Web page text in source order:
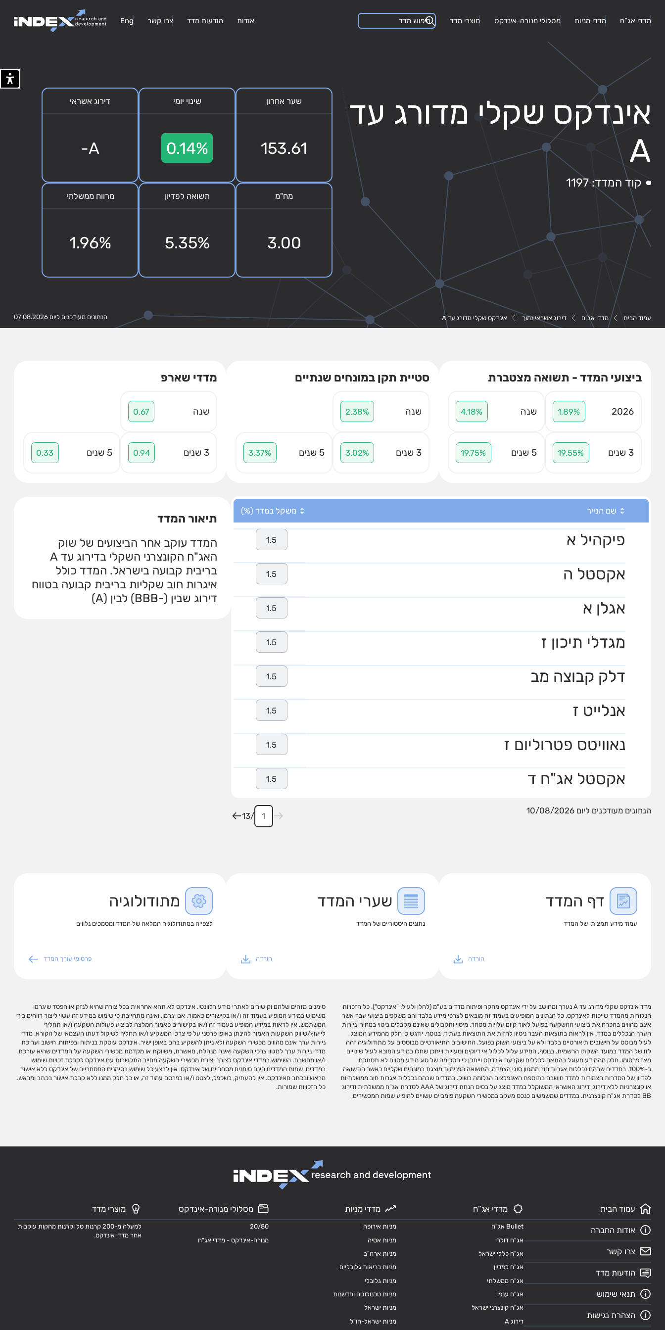
מדדי אג”ח מדדי מניות מסלולי מנורה-אינדקס מוצרי מדד אודות הודעות מדד צרו קשר Eng
אינדקס שקלי מדורג עד
A
קוד המדד: 1197
שער אחרון
153.61
שינוי יומי
0.14%
דירוג אשראי
A-
מח"מ
3.00
תשואה לפדיון
5.35%
מרווח ממשלתי
1.96%
הנתונים מעודכנים ליום 07.08.2026 עמוד הבית מדדי אג”ח דירוג אשראי נמוך אינדקס שקלי מדורג עד A
ביצועי המדד - תשואה מצטברת
2026
1.89% שנה 4.18%
3 שנים 19.55% 5 שנים 19.75%
סטיית תקן במונחים שנתיים
שנה 2.38%
3 שנים 3.02% 5 שנים 3.37%
מדדי שארפ
שנה 0.67
3 שנים 0.94 5 שנים 0.33
שם הנייר משקל במדד (%)
פיקהיל א 1.5
אקסטל ה 1.5
אגלן א 1.5
מגדלי תיכון ז 1.5
דלק קבוצה מב 1.5
אנלייט ז 1.5
נאוויטס פטרוליום ז 1.5
אקסטל אג"ח ד 1.5
הנתונים מעודכנים ליום 10/08/2026
/
13
תיאור המדד
המדד עוקב אחר הביצועים של שוק
האג"ח הקונצרני השקלי בדירוג עד A
בריבית קבועה בישראל. המדד כולל
איגרות חוב שקליות בריבית קבועה בטווח
דירוג שבין (-BBB) לבין (A)
דף המדד
עמוד מידע תמציתי של המדד
הורדה
שערי המדד
נתונים היסטוריים של המדד
הורדה
מתודולוגיה
לצפייה במתודולוגיה המלאה של המדד ומסמכים נלווים
פרסומי עורך המדד
מדד אינדקס שקלי מדורג עד A נערך ומחושב על ידי אינדקס מחקר ופיתוח מדדים בע"מ (להלן ולעיל: "אינדקס"). כל הזכויות
הנגזרות מהמדד שייכות לאינדקס. כל הנתונים המופיעים בעמוד זה מובאים לצרכי מידע בלבד והם משקפים ביצועי עבר אשר
אינם מהווים בהכרח את ביצועי ההשקעה בפועל לאור קיום עלויות מסחר, מיסוי ותקבולים שאינם מקבלים ביטוי במחירי ניירות
הערך הנכללים במדד. אין לראות בתוצאות העבר ניסיון לחזות את התוצאות בעתיד. בנוסף, יודגש כי חלק מהמידע המוצג
לעיל מבוסס על חישובים תיאורטיים בלבד ולא על ביצועי השוק בפועל. החישובים התיאורטיים מבוססים על מתודולוגיה זהה
לזו של המדד במועד השקתו הרשמית. בנוסף, המידע עלול לכלול אי דיוקים וטעויות וייתכן שחלו במידע המובא לעיל שינויים
מאז פרסומו. חלק מהמידע מעוגל בהתאם לכללים שקבעה אינדקס וייתכן כי הסכימה של סוג מידע מסוים לא תסתכם
ב-100%. במדדים שבהם נכללות אגרות חוב ממגוון סוגי הצמדה, התשואה הפנימית מוצגת במונחים שקליים כאשר התשואה
לפדיון של הסדרות הצמודות למדד חושבה בתוספת האינפלציה הגלומה בשוק. במדדים שבהם נכללות אגרות חוב ממשלתיות
או קונצרניות ללא דירוג, דירוג האשראי המשוקלל במדד מוצג על בסיס הנחת דירוג של AAA לסדרת אג"ח ממשלתית ודירוג
BB לסדרת אג"ח קונצרנית. במדדים שמשמשים כנכס מעקב במכשירי השקעה פומביים עשויים להופיע שמות המכשירים,
סימנים מזהים שלהם וקישורים לאתרי מידע רלוונטי. אינדקס לא תהא אחראית בכל צורה שהיא לנזק או הפסד שיגרמו
משימוש במידע המופיע בעמוד זה ו/או בקישורים כאמור, אם יגרמו, ואינה מתחייבת כי שימוש במידע זה עשוי ליצור רווחים בידי
המשתמש. אין לראות במידע המופיע בעמוד זה ו/או בקישורים כאמור המלצה לביצוע פעולות השקעה ו/או תחליף
לייעוץ/שיווק השקעות האמור להינתן באופן פרטני על פי צרכי המשקיע ו/או תחליף לשיקול דעתו העצמאי של הקורא. מדדי
ניירות ערך אינם מהווים מכשירי השקעה ולא ניתן להשקיע בהם באופן ישיר. אינדקס עוסקת בניתוח ובפיתוח, חישוב ועריכת
מדדי ניירות ערך למגוון צרכי השקעה ואינה מנהלת, מאשרת, משווקת או מקדמת מכשירי השקעה על המדדים שהיא עורכת
ו/או מחשבת. השימוש במדדי אינדקס לצורך יצירת מכשירי השקעה מחייב התקשרות עם אינדקס לקבלת זכויות שימוש
במדדים. שמות המדדים הינם סימנים מסחריים של אינדקס. אין לבצע כל שימוש בסימנים המסחריים של אינדקס ללא אישור
מראש ובכתב מאינדקס. אין להעתיק, לשכפל, לצטט ו/או לפרסם עמוד זה, או כל חלק ממנו ללא קבלת אישור בכתב ומראש.
כל הזכויות שמורות.
עמוד הבית
אודות החברה
צרו קשר
הודעות מדד
תנאי שימוש
הצהרת נגישות
מדדי אג”ח
Bullet אג"ח
אג"ח דולרי
אג"ח כללי ישראל
אג"ח לפדיון
אג"ח ממשלתי
אג"ח ענפי
אג"ח קונצרני ישראל
דירוג A
מדדי מניות
מניות אירופה
מניות אסיה
מניות ארה"ב
מניות בריאות גלובליים
מניות גלובלי
מניות טכנולוגיה וחדשנות
מניות ישראל
מניות ישראל-חו"ל
מסלולי מנורה-אינדקס
20/80
מנורה-אינדקס - מדדי אג"ח
מוצרי מדד
למעלה מ-200 קרנות סל וקרנות מחקות עוקבות
אחר מדדי אינדקס.